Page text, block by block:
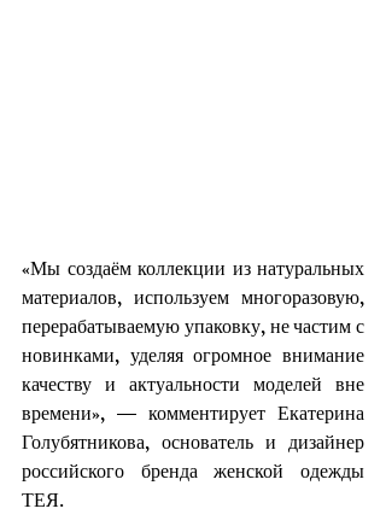
«Мы создаём коллекции из натуральных
материалов, используем многоразовую,
перерабатываемую упаковку, не частим с
новинками, уделяя огромное внимание
качеству и актуальности моделей вне
времени», — комментирует Екатерина
Голубятникова, основатель и дизайнер
российского бренда женской одежды
ТЕЯ.